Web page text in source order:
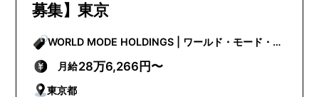
募集】東京
WORLD MODE HOLDINGS | ワールド・モード・ホ
ールディングス
月給28万6,266円〜
東京都